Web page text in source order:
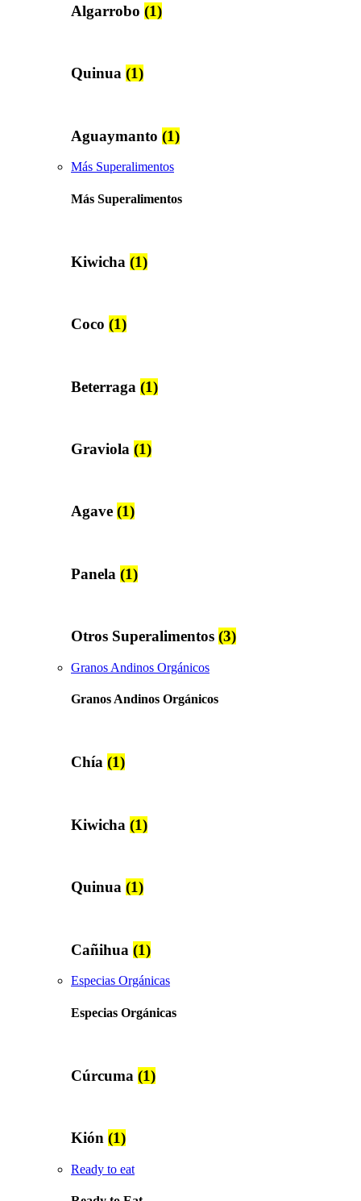
Algarrobo (1)
Quinua (1)
Aguaymanto (1)
Más Superalimentos
Más Superalimentos
Kiwicha (1)
Coco (1)
Beterraga (1)
Graviola (1)
Agave (1)
Panela (1)
Otros Superalimentos (3)
Granos Andinos Orgánicos
Granos Andinos Orgánicos
Chía (1)
Kiwicha (1)
Quinua (1)
Cañihua (1)
Especias Orgánicas
Especias Orgánicas
Cúrcuma (1)
Kión (1)
Ready to eat